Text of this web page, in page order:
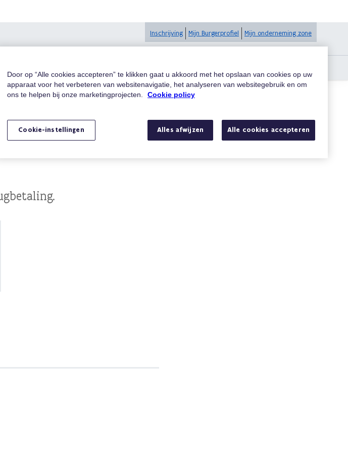
Inschrijving Mijn Burgerprofiel Mijn onderneming zone
Zoeken
Door op “Alle cookies accepteren” te klikken gaat u akkoord met het opslaan van cookies op uw
apparaat voor het verbeteren van websitenavigatie, het analyseren van websitegebruik en om
ons te helpen bij onze marketingprojecten.
Cookie policy
Alles afwijzen Alle cookies accepteren
Cookie-instellingen